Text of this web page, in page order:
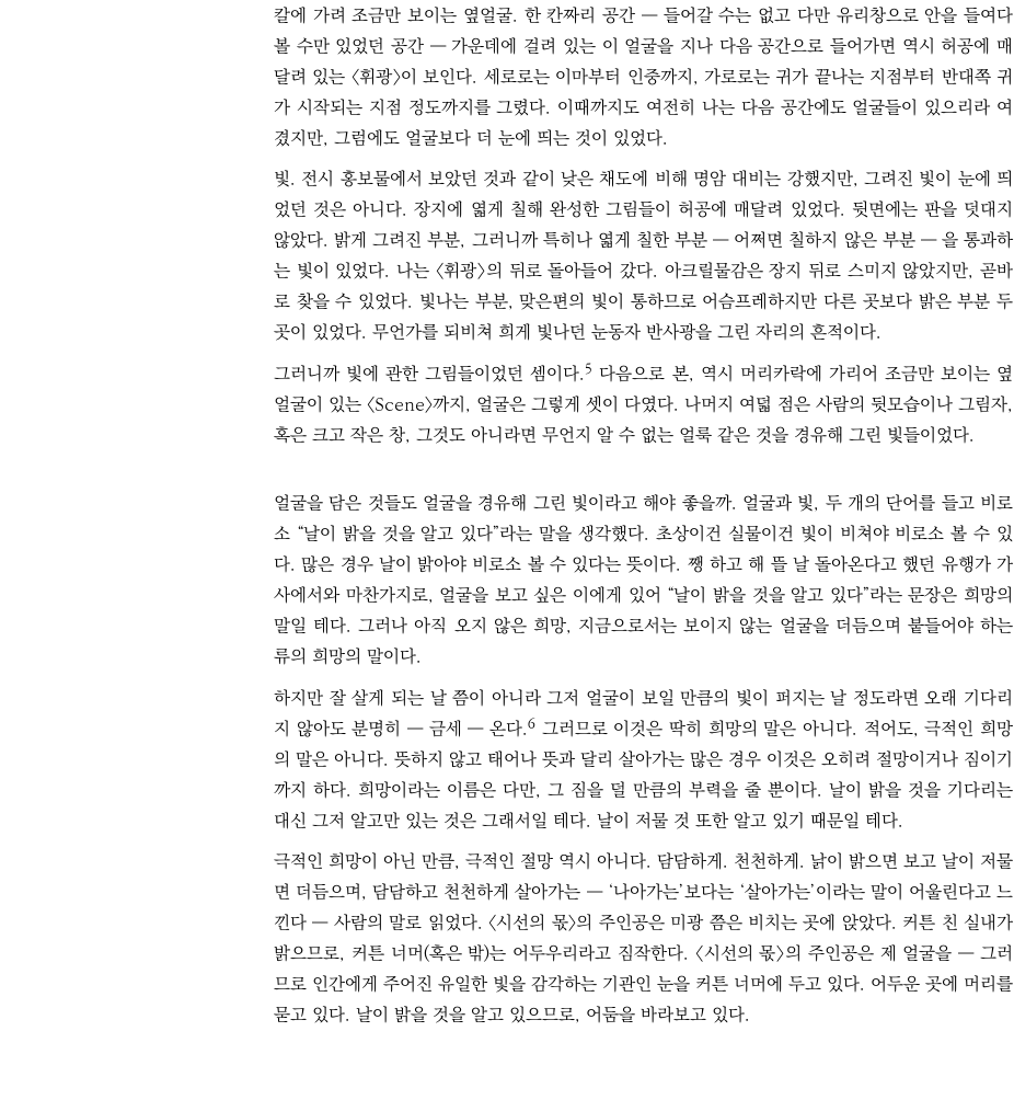
칼에 가려 조금만 보이는 옆얼굴. 한 칸짜리 공간 ― 들어갈 수는 없고 다만 유리창으로 안을 들여다
볼 수만 있었던 공간 ― 가운데에 걸려 있는 이 얼굴을 지나 다음 공간으로 들어가면 역시 허공에 매
달려 있는 〈휘광〉이 보인다. 세로로는 이마부터 인중까지, 가로로는 귀가 끝나는 지점부터 반대쪽 귀
가 시작되는 지점 정도까지를 그렸다. 이때까지도 여전히 나는 다음 공간에도 얼굴들이 있으리라 여
겼지만, 그럼에도 얼굴보다 더 눈에 띄는 것이 있었다.
빛. 전시 홍보물에서 보았던 것과 같이 낮은 채도에 비해 명암 대비는 강했지만, 그려진 빛이 눈에 띄
었던 것은 아니다. 장지에 엷게 칠해 완성한 그림들이 허공에 매달려 있었다. 뒷면에는 판을 덧대지
않았다. 밝게 그려진 부분, 그러니까 특히나 엷게 칠한 부분 ― 어쩌면 칠하지 않은 부분 ― 을 통과하
는 빛이 있었다. 나는 〈휘광〉의 뒤로 돌아들어 갔다. 아크릴물감은 장지 뒤로 스미지 않았지만, 곧바
로 찾을 수 있었다. 빛나는 부분, 맞은편의 빛이 통하므로 어슴프레하지만 다른 곳보다 밝은 부분 두
곳이 있었다. 무언가를 되비쳐 희게 빛나던 눈동자 반사광을 그린 자리의 흔적이다.
그러니까 빛에 관한 그림들이었던 셈이다.5 다음으로 본, 역시 머리카락에 가리어 조금만 보이는 옆
얼굴이 있는 〈Scene〉까지, 얼굴은 그렇게 셋이 다였다. 나머지 여덟 점은 사람의 뒷모습이나 그림자,
혹은 크고 작은 창, 그것도 아니라면 무언지 알 수 없는 얼룩 같은 것을 경유해 그린 빛들이었다.
얼굴을 담은 것들도 얼굴을 경유해 그린 빛이라고 해야 좋을까. 얼굴과 빛, 두 개의 단어를 들고 비로
소 “날이 밝을 것을 알고 있다”라는 말을 생각했다. 초상이건 실물이건 빛이 비쳐야 비로소 볼 수 있
다. 많은 경우 날이 밝아야 비로소 볼 수 있다는 뜻이다. 쨍 하고 해 뜰 날 돌아온다고 했던 유행가 가
사에서와 마찬가지로, 얼굴을 보고 싶은 이에게 있어 “날이 밝을 것을 알고 있다”라는 문장은 희망의
말일 테다. 그러나 아직 오지 않은 희망, 지금으로서는 보이지 않는 얼굴을 더듬으며 붙들어야 하는
류의 희망의 말이다.
하지만 잘 살게 되는 날 쯤이 아니라 그저 얼굴이 보일 만큼의 빛이 퍼지는 날 정도라면 오래 기다리
지 않아도 분명히 ― 금세 ― 온다.6 그러므로 이것은 딱히 희망의 말은 아니다. 적어도, 극적인 희망
의 말은 아니다. 뜻하지 않고 태어나 뜻과 달리 살아가는 많은 경우 이것은 오히려 절망이거나 짐이기
까지 하다. 희망이라는 이름은 다만, 그 짐을 덜 만큼의 부력을 줄 뿐이다. 날이 밝을 것을 기다리는
대신 그저 알고만 있는 것은 그래서일 테다. 날이 저물 것 또한 알고 있기 때문일 테다.
극적인 희망이 아닌 만큼, 극적인 절망 역시 아니다. 담담하게. 천천하게. 낡이 밝으면 보고 날이 저물
면 더듬으며, 담담하고 천천하게 살아가는 ― ‘나아가는’보다는 ‘살아가는’이라는 말이 어울린다고 느
낀다 ― 사람의 말로 읽었다. 〈시선의 몫〉의 주인공은 미광 쯤은 비치는 곳에 앉았다. 커튼 친 실내가
밝으므로, 커튼 너머(혹은 밖)는 어두우리라고 짐작한다. 〈시선의 몫〉의 주인공은 제 얼굴을 ― 그러
므로 인간에게 주어진 유일한 빛을 감각하는 기관인 눈을 커튼 너머에 두고 있다. 어두운 곳에 머리를
묻고 있다. 날이 밝을 것을 알고 있으므로, 어둠을 바라보고 있다.